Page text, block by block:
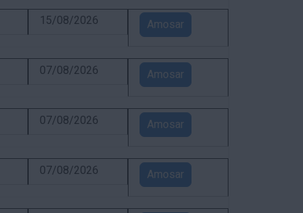
15/08/2026 Amosar
07/08/2026 Amosar
07/08/2026 Amosar
07/08/2026 Amosar